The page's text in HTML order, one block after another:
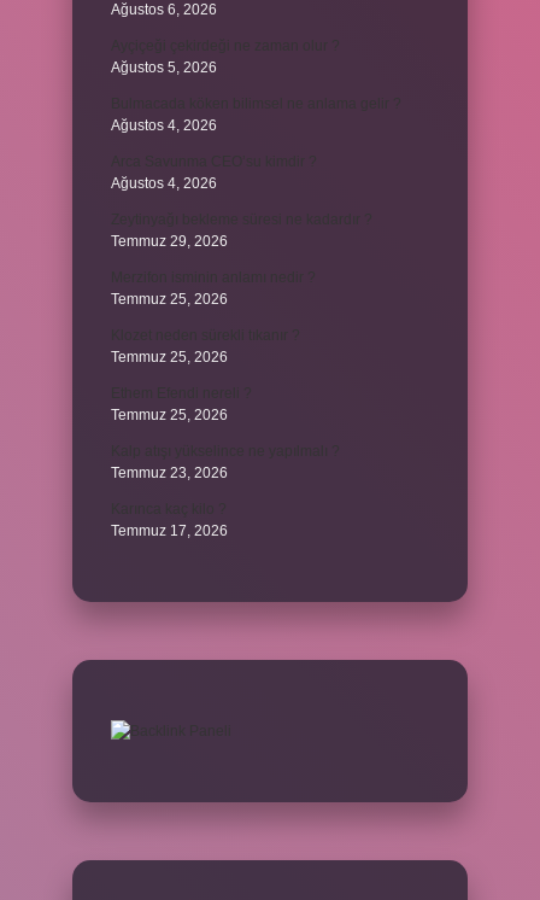
Ağustos 6, 2026
Ağustos 5, 2026
Ağustos 4, 2026
Ağustos 4, 2026
Temmuz 29, 2026
Temmuz 25, 2026
Temmuz 25, 2026
Temmuz 25, 2026
Temmuz 23, 2026
Temmuz 17, 2026